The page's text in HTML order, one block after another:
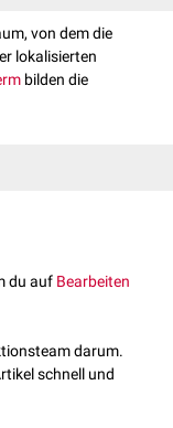
von dem die
lokalisierten
bilden die
Kapillarsprossen
du auf Bearbeiten
darum.
schnell und